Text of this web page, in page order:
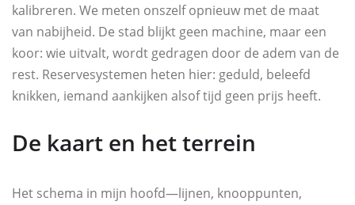
kalibreren. We meten onszelf opnieuw met de maat
van nabijheid. De stad blijkt geen machine, maar een
koor: wie uitvalt, wordt gedragen door de adem van de
rest. Reservesystemen heten hier: geduld, beleefd
knikken, iemand aankijken alsof tijd geen prijs heeft.
De kaart en het terrein
Het schema in mijn hoofd—lijnen, knooppunten,